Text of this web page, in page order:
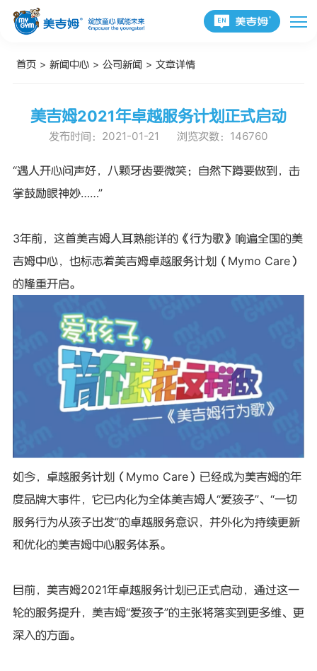
首页 > 新闻中心 > 公司新闻 > 文章详情
美吉姆2021年卓越服务计划正式启动
发布时间：2021-01-21 浏览次数：146760
“遇人开心问声好，八颗牙齿要微笑；自然下蹲要做到，击
掌鼓励眼神妙……”
3年前，这首美吉姆人耳熟能详的《行为歌》响遍全国的美
吉姆中心，也标志着美吉姆卓越服务计划（Mymo Care）
的隆重开启。
如今，卓越服务计划（Mymo Care）已经成为美吉姆的年
度品牌大事件，它已内化为全体美吉姆人“爱孩子”、“一切
服务行为从孩子出发”的卓越服务意识，并外化为持续更新
和优化的美吉姆中心服务体系。
目前，美吉姆2021年卓越服务计划已正式启动，通过这一
轮的服务提升，美吉姆“爱孩子”的主张将落实到更多维、更
深入的方面。